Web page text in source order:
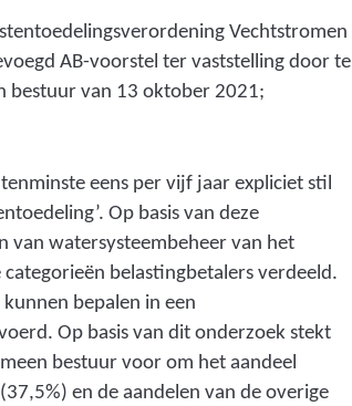
Vechtstromen
AB-voorstel ter vaststelling door te
bestuur van 13 oktober 2021;
eens per vijf jaar expliciet stil
Op basis van deze
van watersysteembeheer van het
belastingbetalers verdeeld.
bepalen in een
Op basis van dit onderzoek stekt
bestuur voor om het aandeel
en de aandelen van de overige